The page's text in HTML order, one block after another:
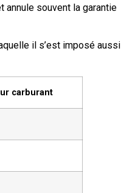
annule souvent la garantie
il s’est imposé aussi
carburant